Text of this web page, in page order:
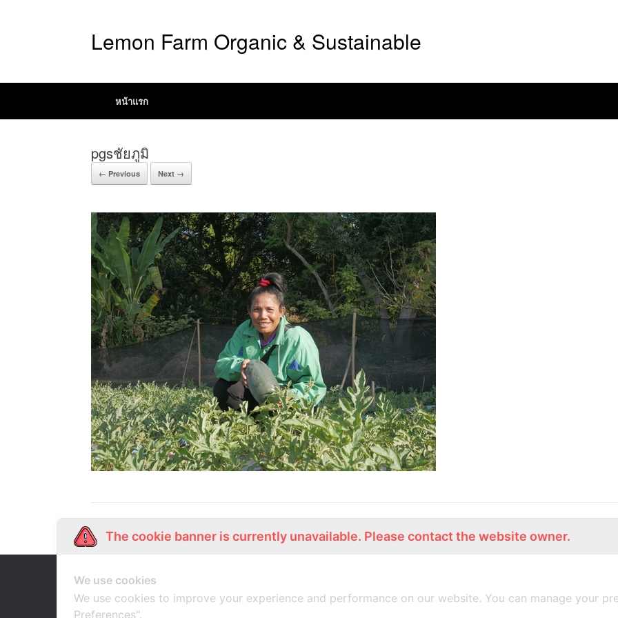
Lemon Farm Organic & Sustainable
หน้าแรก
pgsชัยภูมิ
← Previous Next →
Our Story
เกี่ยวกับเรา ช้อปออนไลน์ สมัครงาน ร้านอาหารอินทรีย์
The cookie banner is currently unavailable. Please contact the website owner.
We use cookies
We use cookies to improve your experience and performance on our website. You can manage your
Preferences".